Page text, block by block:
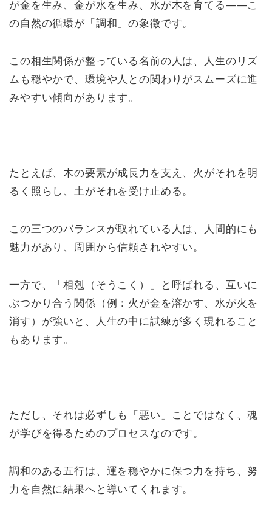
が金を生み、金が水を生み、水が木を育てる――こ
の自然の循環が「調和」の象徴です。
この相生関係が整っている名前の人は、人生のリズ
ムも穏やかで、環境や人との関わりがスムーズに進
みやすい傾向があります。
たとえば、木の要素が成長力を支え、火がそれを明
るく照らし、土がそれを受け止める。
この三つのバランスが取れている人は、人間的にも
魅力があり、周囲から信頼されやすい。
一方で、「相剋（そうこく）」と呼ばれる、互いに
ぶつかり合う関係（例：火が金を溶かす、水が火を
消す）が強いと、人生の中に試練が多く現れること
もあります。
ただし、それは必ずしも「悪い」ことではなく、魂
が学びを得るためのプロセスなのです。
調和のある五行は、運を穏やかに保つ力を持ち、努
力を自然に結果へと導いてくれます。